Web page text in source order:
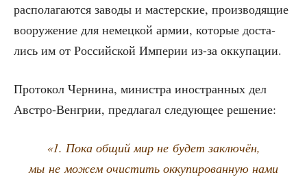
рас­по­ла­га­ют­ся заво­ды и мастер­ские, про­из­во­дя­щие
воору­же­ние для немец­кой армии, кото­рые доста­
лись им от Рос­сий­ской Импе­рии из-за оккупации.
Про­то­кол Чер­ни­на, мини­стра ино­стран­ных дел
Авст­ро-Вен­грии, пред­ла­гал сле­ду­ю­щее решение:
«1. Пока общий мир не будет заклю­чён,
мы не можем очи­стить окку­пи­ро­ван­ную нами